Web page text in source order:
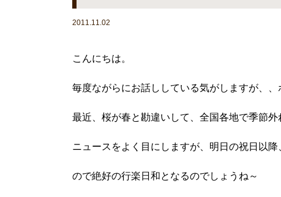
2011.11.02
こんにちは。
毎度ながらにお話ししている気がしますが、
最近、桜が春と勘違いして、全国各地で季節
ニュースをよく目にしますが、明日の祝日以
ので絶好の行楽日和となるのでしょうね～